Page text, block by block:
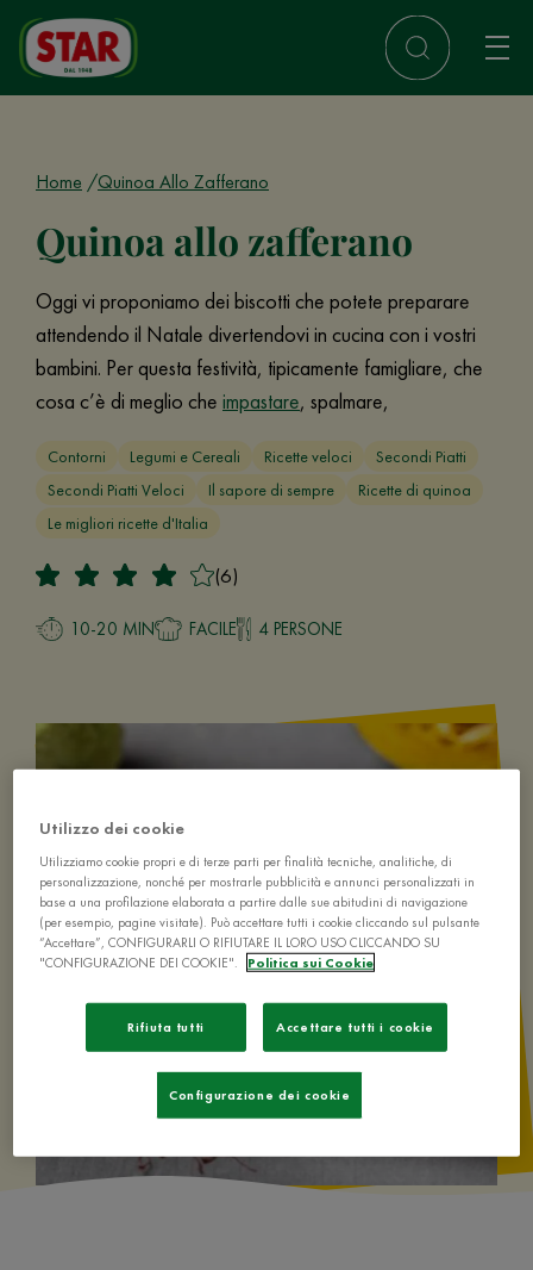
Home Quinoa Allo Zafferano
Quinoa allo zafferano
Oggi vi proponiamo dei biscotti che potete preparare
attendendo il Natale divertendovi in cucina con i vostri
bambini. Per questa festività, tipicamente famigliare, che
cosa c’è di meglio che impastare, spalmare,
Contorni Legumi e Cereali Ricette veloci
Secondi Piatti
Secondi Piatti Veloci
Il sapore di sempre
Ricette di quinoa
Le migliori ricette d'Italia
(6)
10-20 MIN FACILE 4 PERSONE
Utilizzo dei cookie
Utilizziamo cookie propri e di terze parti per finalità tecniche, analitiche, di
personalizzazione, nonché per mostrarle pubblicità e annunci personalizzati in
base a una profilazione elaborata a partire dalle sue abitudini di navigazione
(per esempio, pagine visitate). Può accettare tutti i cookie cliccando sul pulsante
“Accettare”, CONFIGURARLI O RIFIUTARE IL LORO USO CLICCANDO SU
"CONFIGURAZIONE DEI COOKIE".
Politica sui Cookie
Rifiuta tutti Accettare tutti i cookie
Configurazione dei cookie